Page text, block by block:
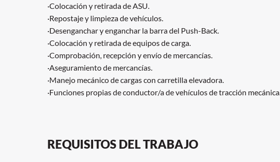
·Colocación y retirada de ASU.
·Repostaje y limpieza de vehículos.
·Desenganchar y enganchar la barra del Push-Back.
·Colocación y retirada de equipos de carga.
·Comprobación, recepción y envío de mercancías.
·Aseguramiento de mercancías.
·Manejo mecánico de cargas con carretilla elevadora.
·Funciones propias de conductor/a de vehículos de tracción mecánica.
REQUISITOS DEL TRABAJO